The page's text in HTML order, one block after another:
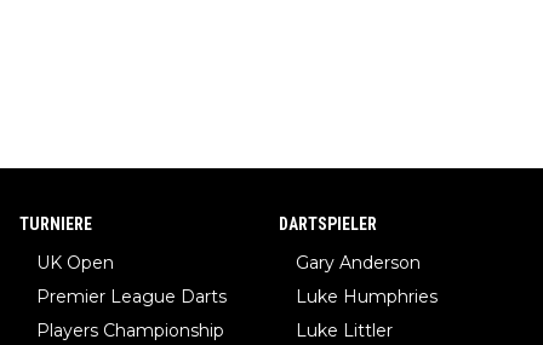
TURNIERE
UK Open
Premier League Darts
Players Championship
DARTSPIELER
Gary Anderson
Luke Humphries
Luke Littler